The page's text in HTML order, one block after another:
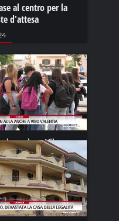
al centro per la
d'attesa
anche a Vibo
2024